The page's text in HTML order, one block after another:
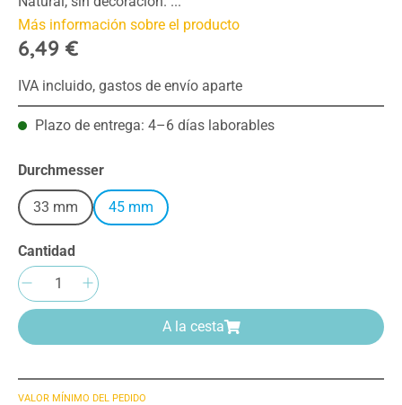
Más información sobre el producto
6,49 €
IVA incluido, gastos de envío aparte
Plazo de entrega: 4–6 días laborables
Seleccione
Durchmesser
33 mm 45 mm
Cantidad
Cantidad del producto: introduce la
A la cesta
VALOR MÍNIMO DEL PEDIDO